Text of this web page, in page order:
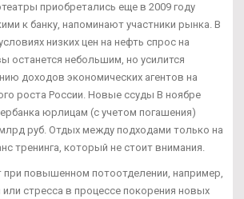
приобретались еще в 2009 году
к банку, напоминают участники рынка. В
низких цен на нефть спрос на
останется небольшим, но усилится
доходов экономических агентов на
роста России. Новые ссуды В ноябре
юрлицам (с учетом погашения)
руб. Отдых между подходами только на
тренинга, который не стоит внимания.
при повышенном потоотделении, например,
стресса в процессе покорения новых